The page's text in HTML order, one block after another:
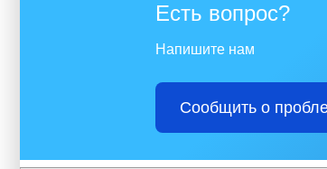
Есть вопрос?
Напишите нам
Сообщить о